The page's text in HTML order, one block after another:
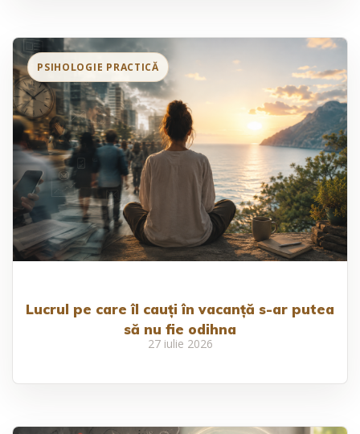
Lucrul pe care îl cauți în vacanță s-ar putea
să nu fie odihna
27 iulie 2026